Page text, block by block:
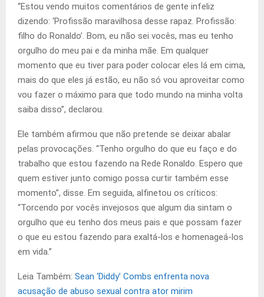
“Estou vendo muitos comentários de gente infeliz
dizendo: ‘Profissão maravilhosa desse rapaz. Profissão:
filho do Ronaldo’. Bom, eu não sei vocês, mas eu tenho
orgulho do meu pai e da minha mãe. Em qualquer
momento que eu tiver para poder colocar eles lá em cima,
mais do que eles já estão, eu não só vou aproveitar como
vou fazer o máximo para que todo mundo na minha volta
saiba disso”, declarou.
Ele também afirmou que não pretende se deixar abalar
pelas provocações. “Tenho orgulho do que eu faço e do
trabalho que estou fazendo na Rede Ronaldo. Espero que
quem estiver junto comigo possa curtir também esse
momento”, disse. Em seguida, alfinetou os críticos:
“Torcendo por vocês invejosos que algum dia sintam o
orgulho que eu tenho dos meus pais e que possam fazer
o que eu estou fazendo para exaltá-los e homenageá-los
em vida.”
Leia Também: Sean ‘Diddy’ Combs enfrenta nova
acusação de abuso sexual contra ator mirim